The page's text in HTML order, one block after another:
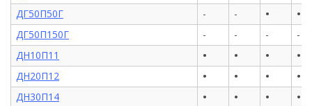
ДГ50П50Г
- - • •
ДГ50П150Г - - -
-
ДН10П11
• • • •
ДН20П12 • • • •
ДН30П14 • • • •